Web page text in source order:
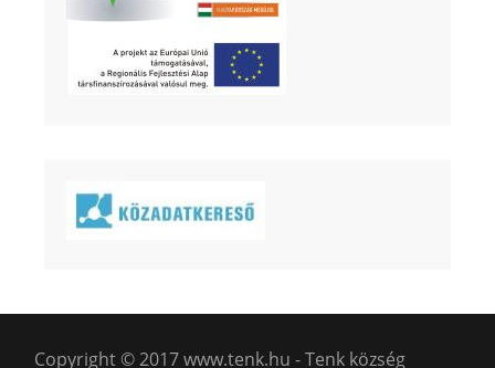
Copyright © 2017 www.tenk.hu - Tenk község